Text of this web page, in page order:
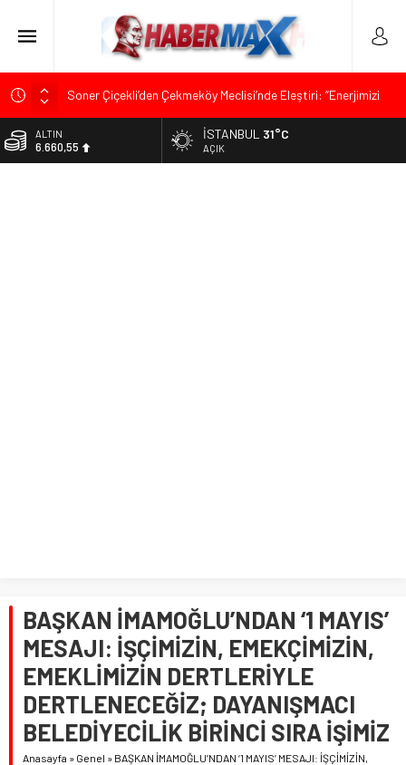
Soner Çiçekli’den Çekmeköy Meclisi’nde Eleştiri: “Enerjimizi
Edremit’te Kaymakam Ahmet Odabaş’a Duygu Dolu Veda
ALTIN
6.660,55
İSTANBUL 31°C
AÇIK
BAŞKAN İMAMOĞLU’NDAN ‘1 MAYIS’
MESAJI: İŞÇİMİZİN, EMEKÇİMİZİN,
EMEKLİMİZİN DERTLERİYLE
DERTLENECEĞİZ; DAYANIŞMACI
BELEDİYECİLİK BİRİNCİ SIRA İŞİMİZ
Anasayfa » Genel » BAŞKAN İMAMOĞLU’NDAN ‘1 MAYIS’ MESAJI: İŞÇİMİZİN,